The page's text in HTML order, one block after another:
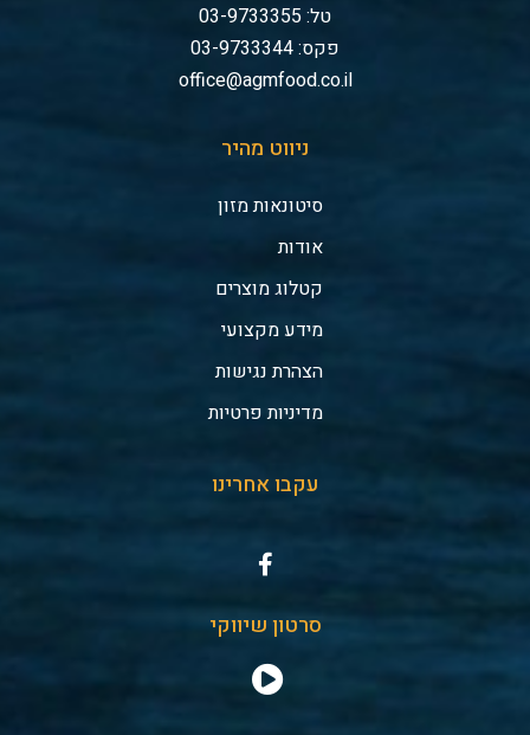
טל: 03-9733355
פקס: 03-9733344
office@agmfood.co.il
ניווט מהיר
סיטונאות מזון
אודות
קטלוג מוצרים
מידע מקצועי
הצהרת נגישות
מדיניות פרטיות
עקבו אחרינו
סרטון שיווקי